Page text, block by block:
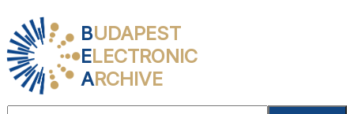
BUDAPEST
ELECTRONIC
ARCHIVE